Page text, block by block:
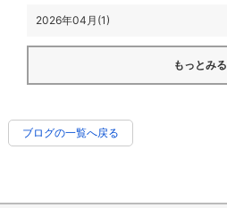
2026年04月(1)
もっとみる
ブログの一覧へ戻る